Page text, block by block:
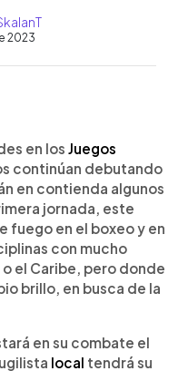
2023
en los Juegos
continúan debutando
en contienda algunos
jornada, este
fuego en el boxeo y en
con mucho
el Caribe, pero donde
brillo, en busca de la
en su combate el
local tendrá su